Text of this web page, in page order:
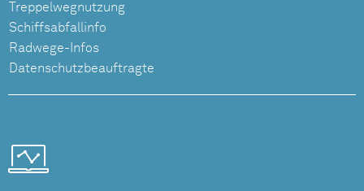
Treppelwegnutzung
Schiffsabfallinfo
Radwege-Infos
Datenschutzbeauftragte